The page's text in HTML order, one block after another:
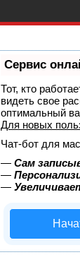
Сервис
Тот, кто
видеть свое
оптимальный
Для новых
Чат-бот для
— Сам
—
—